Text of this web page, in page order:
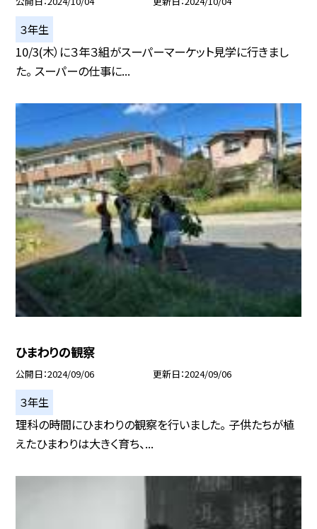
３年生
10/3(木）に３年３組がスーパーマーケット見学に行きまし
た。 スーパーの仕事に...
ひまわりの観察
公開日 2024/09/06 更新日 2024/09/06
３年生
理科の時間にひまわりの観察を行いました。 子供たちが植
えたひまわりは大きく育ち、...